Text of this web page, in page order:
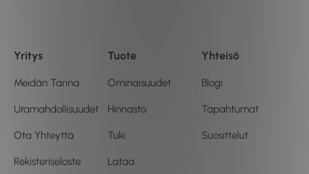
Yritys
Meidän Tarina
Uramahdollisuudet
Ota Yhteyttä
Rekisteriseloste
Tuote
Ominaisuudet
Hinnasto
Tuki
Lataa
Yhteisö
Blogi
Tapahtumat
Suosittelut